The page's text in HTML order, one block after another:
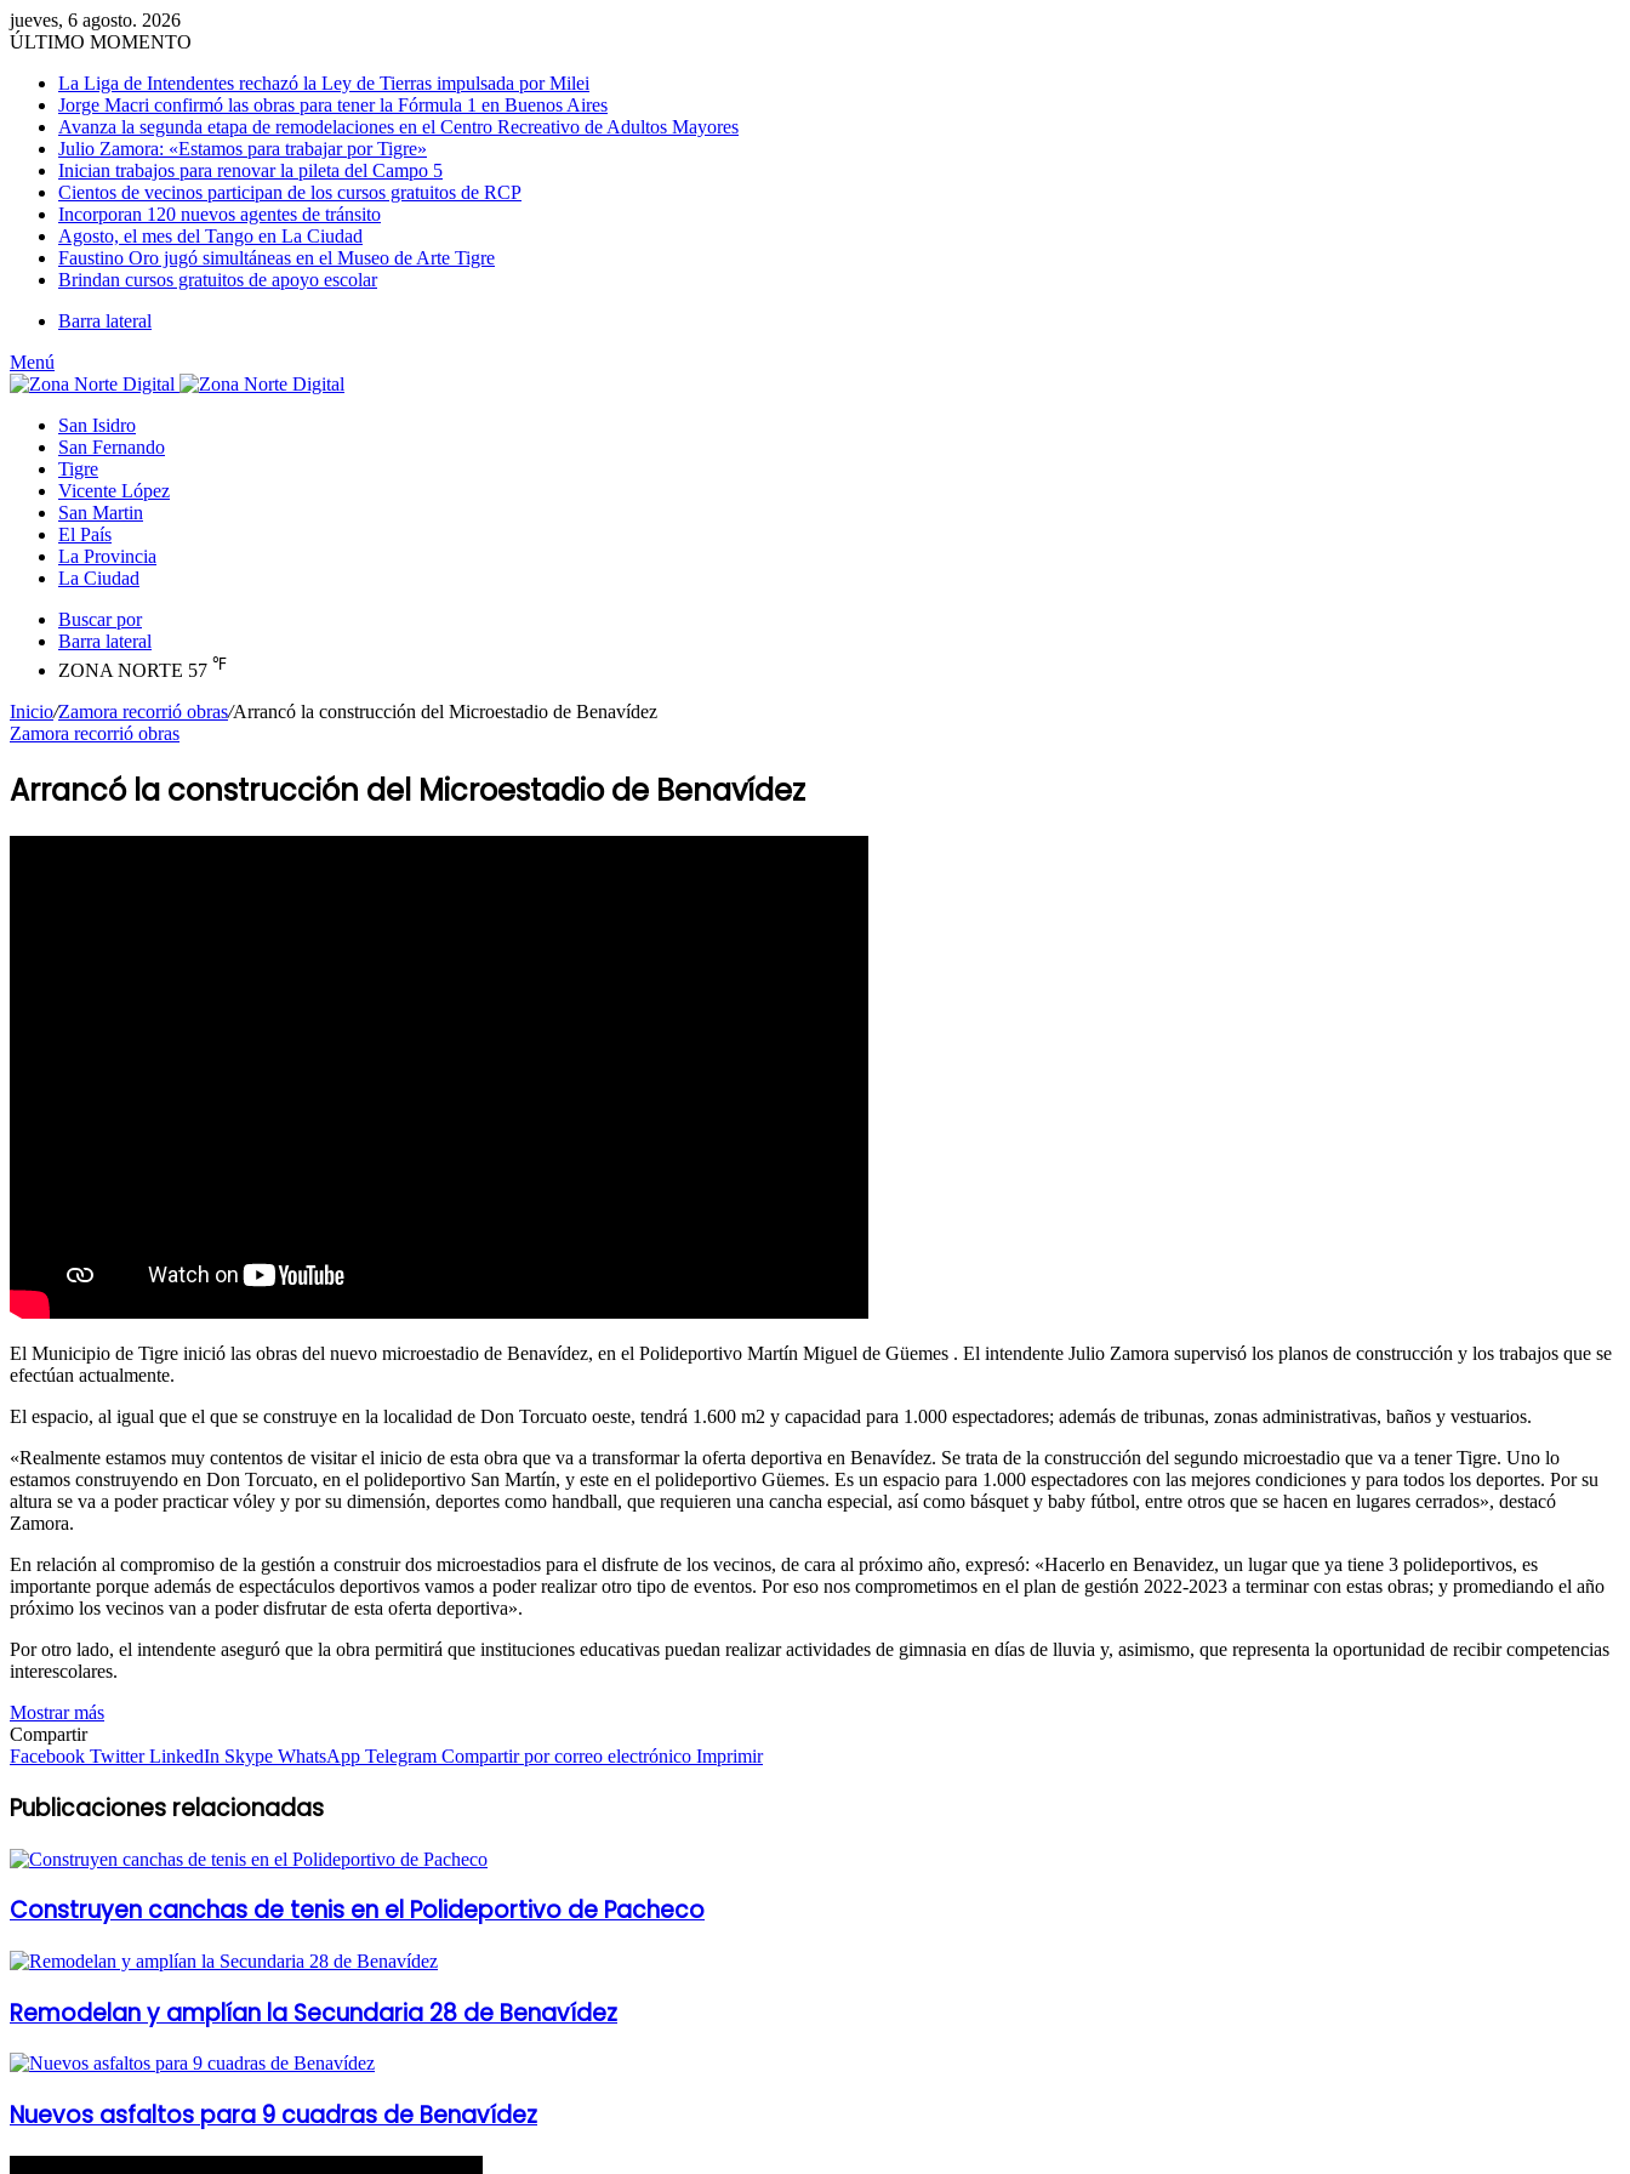
jueves, 6 agosto. 2026
ÚLTIMO MOMENTO
La Liga de Intendentes rechazó la Ley de Tierras impulsada por Milei
Jorge Macri confirmó las obras para tener la Fórmula 1 en Buenos Aires
Avanza la segunda etapa de remodelaciones en el Centro Recreativo de Adultos Mayores
Julio Zamora: «Estamos para trabajar por Tigre»
Inician trabajos para renovar la pileta del Campo 5
Cientos de vecinos participan de los cursos gratuitos de RCP
Incorporan 120 nuevos agentes de tránsito
Agosto, el mes del Tango en La Ciudad
Faustino Oro jugó simultáneas en el Museo de Arte Tigre
Brindan cursos gratuitos de apoyo escolar
Barra lateral
Menú
San Isidro
San Fernando
Tigre
Vicente López
San Martin
El País
La Provincia
La Ciudad
Buscar por
Barra lateral
ZONA NORTE 57 ℉
Inicio/Zamora recorrió obras/Arrancó la construcción del Microestadio de Benavídez
Zamora recorrió obras
Arrancó la construcción del Microestadio de Benavídez
El Municipio de Tigre inició las obras del nuevo microestadio de Benavídez, en el Polideportivo Martín Miguel de Güemes . El intendente Julio Zamora supervisó los planos de construcción y los trabajos que se
efectúan actualmente.
El espacio, al igual que el que se construye en la localidad de Don Torcuato oeste, tendrá 1.600 m2 y capacidad para 1.000 espectadores; además de tribunas, zonas administrativas, baños y vestuarios.
«Realmente estamos muy contentos de visitar el inicio de esta obra que va a transformar la oferta deportiva en Benavídez. Se trata de la construcción del segundo microestadio que va a tener Tigre. Uno lo
estamos construyendo en Don Torcuato, en el polideportivo San Martín, y este en el polideportivo Güemes. Es un espacio para 1.000 espectadores con las mejores condiciones y para todos los deportes. Por su
altura se va a poder practicar vóley y por su dimensión, deportes como handball, que requieren una cancha especial, así como básquet y baby fútbol, entre otros que se hacen en lugares cerrados», destacó
Zamora.
En relación al compromiso de la gestión a construir dos microestadios para el disfrute de los vecinos, de cara al próximo año, expresó: «Hacerlo en Benavidez, un lugar que ya tiene 3 polideportivos, es
importante porque además de espectáculos deportivos vamos a poder realizar otro tipo de eventos. Por eso nos comprometimos en el plan de gestión 2022-2023 a terminar con estas obras; y promediando el año
próximo los vecinos van a poder disfrutar de esta oferta deportiva».
Por otro lado, el intendente aseguró que la obra permitirá que instituciones educativas puedan realizar actividades de gimnasia en días de lluvia y, asimismo, que representa la oportunidad de recibir competencias
interescolares.
Mostrar más
Compartir
Facebook Twitter LinkedIn Skype WhatsApp Telegram Compartir por correo electrónico Imprimir
Publicaciones relacionadas
Construyen canchas de tenis en el Polideportivo de Pacheco
Remodelan y amplían la Secundaria 28 de Benavídez
Nuevos asfaltos para 9 cuadras de Benavídez